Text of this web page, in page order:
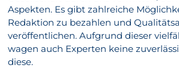
Aspekten. Es gibt zahlreiche
Redaktion zu bezahlen und
veröffentlichen. Aufgrund dieser
wagen auch Experten keine
diese.